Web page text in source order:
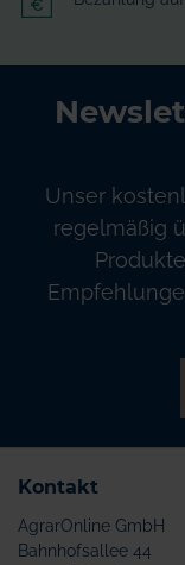
Unser
regelmäßig
Kontakt
AgrarOnline GmbH
Bahnhofsallee 44